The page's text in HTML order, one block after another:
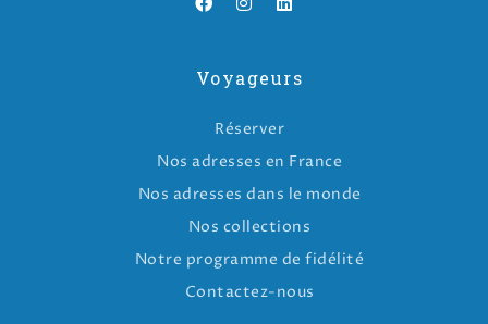
Voyageurs
Réserver
Nos adresses en France
Nos adresses dans le monde
Nos collections
Notre programme de fidélité
Contactez-nous